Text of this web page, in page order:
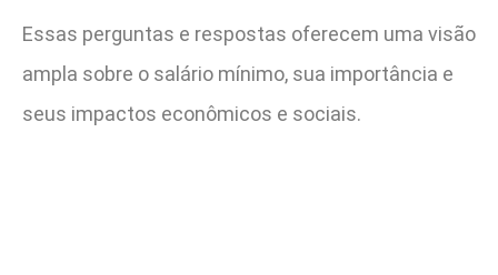
Essas perguntas e respostas oferecem uma visão
ampla sobre o salário mínimo, sua importância e
seus impactos econômicos e sociais.